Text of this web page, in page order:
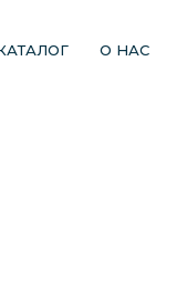
О НАС